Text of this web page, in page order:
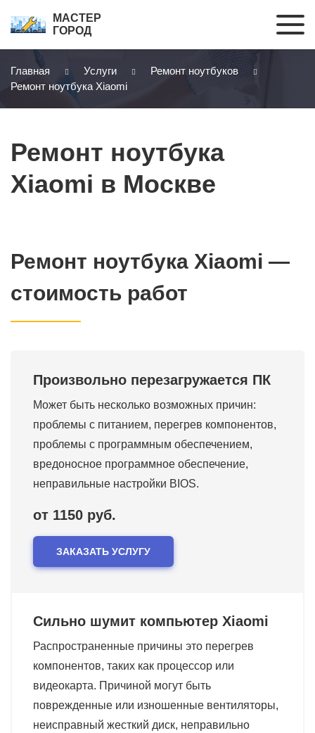
МАСТЕР
ГОРОД
Главная Услуги
Ремонт ноутбуков
Ремонт ноутбука Xiaomi
Ремонт ноутбука
Xiaomi в Москве
Ремонт ноутбука Xiaomi —
стоимость работ
Произвольно перезагружается ПК
Может быть несколько возможных причин:
проблемы с питанием, перегрев компонентов,
проблемы с программным обеспечением,
вредоносное программное обеспечение,
неправильные настройки BIOS.
от 1150 руб.
ЗАКАЗАТЬ УСЛУГУ
Сильно шумит компьютер Xiaomi
Распространенные причины это перегрев
компонентов, таких как процессор или
видеокарта. Причиной могут быть
поврежденные или изношенные вентиляторы,
неисправный жесткий диск, неправильно